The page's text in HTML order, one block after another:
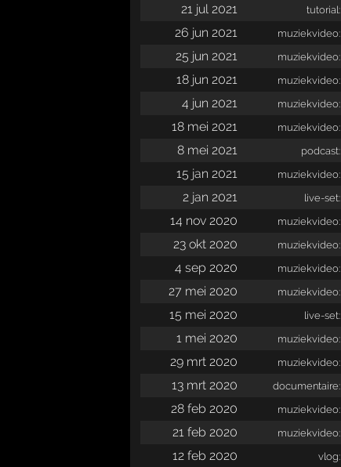
21 jul 2021
tutorial:
26 jun 2021
muziekvideo:
25 jun 2021
muziekvideo:
18 jun 2021
muziekvideo:
4 jun 2021
muziekvideo:
18 mei 2021
muziekvideo:
8 mei 2021
podcast:
15 jan 2021
muziekvideo:
2 jan 2021
live-set:
14 nov 2020
muziekvideo:
23 okt 2020
muziekvideo:
4 sep 2020
muziekvideo:
27 mei 2020
muziekvideo:
15 mei 2020
live-set:
1 mei 2020
muziekvideo:
29 mrt 2020
muziekvideo:
13 mrt 2020
documentaire:
28 feb 2020
muziekvideo:
21 feb 2020
muziekvideo:
12 feb 2020
vlog: